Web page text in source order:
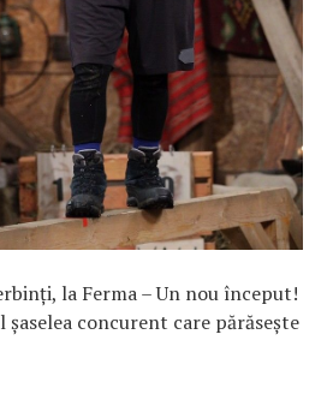
la Ferma – Un nou început!
șaselea concurent care părăsește